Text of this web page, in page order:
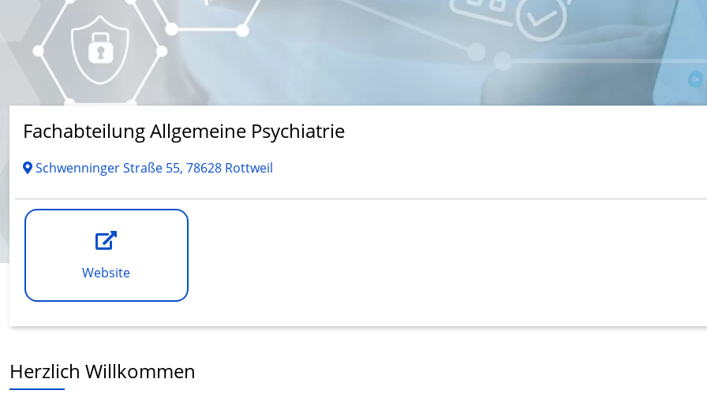
Fachabteilung Allgemeine Psychiatrie
Schwenninger Straße 55, 78628 Rottweil
Website
Herzlich Willkommen